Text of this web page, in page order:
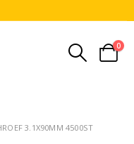
0
3.1X90MM 4500ST